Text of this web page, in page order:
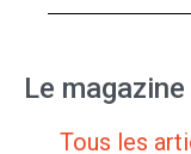
Le magazine
Tous les